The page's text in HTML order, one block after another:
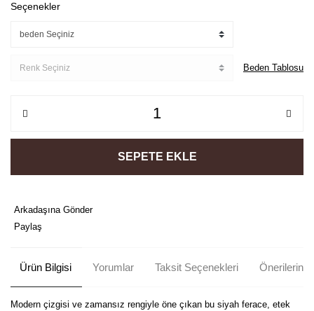
Seçenekler
Beden Tablosu
SEPETE EKLE
Arkadaşına Gönder
Paylaş
Ürün Bilgisi Yorumlar Taksit Seçenekleri Önerileriniz
Modern çizgisi ve zamansız rengiyle öne çıkan bu siyah ferace, etek